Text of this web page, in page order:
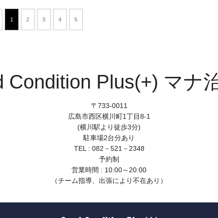
1 2 3 4 5
Condition Plus(+) マナ
〒733-0011
広島市西区横川町1丁目8-1
(横川駅より徒歩3分)
駐車場2台分あり
TEL : 082－521－2348
予約制
営業時間 : 10:00～20:00
（チーム指導、出張により不在あり）